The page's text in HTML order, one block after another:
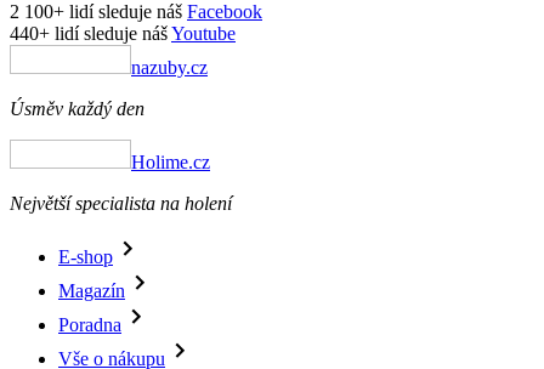
2 100+ lidí sleduje náš Facebook
440+ lidí sleduje nášYoutube
nazuby.cz
Úsměv každý den
Holime.cz
Největší specialista na holení
E-shop
Magazín
Poradna
Vše o nákupu